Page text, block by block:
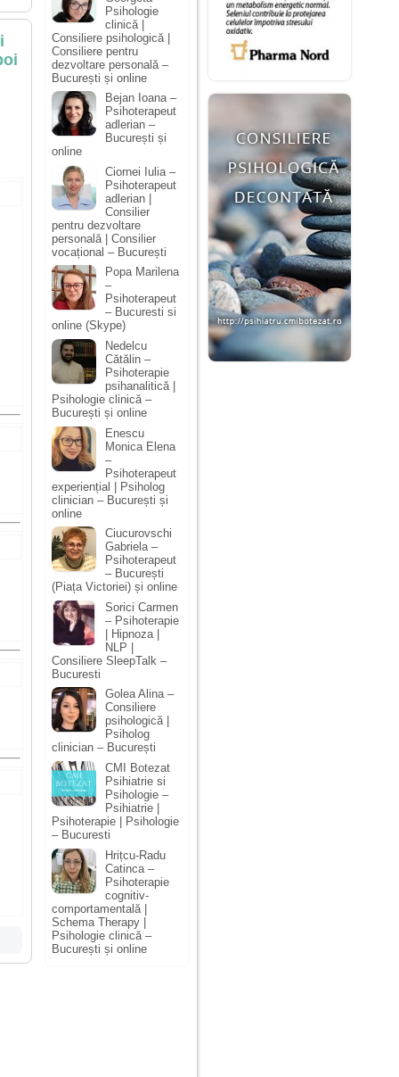
Psihologie
clinică |
Consiliere psihologică |
Consiliere pentru
dezvoltare personală –
București și online
Bejan Ioana –
Psihoterapeut
adlerian –
București și
online
Ciornei Iulia –
Psihoterapeut
adlerian |
Consilier
pentru dezvoltare
personală | Consilier
vocațional – București
Popa Marilena
–
Psihoterapeut
– Bucuresti si
online (Skype)
Nedelcu
Cătălin –
Psihoterapie
psihanalitică |
Psihologie clinică –
București și online
Enescu
Monica Elena
–
Psihoterapeut
experiențial | Psiholog
clinician – București și
online
Ciucurovschi
Gabriela –
Psihoterapeut
– București
(Piața Victoriei) și online
Sorici Carmen
– Psihoterapie
| Hipnoza |
NLP |
Consiliere SleepTalk –
Bucuresti
Golea Alina –
Consiliere
psihologică |
Psiholog
clinician – București
CMI Botezat
Psihiatrie si
Psihologie –
Psihiatrie |
Psihoterapie | Psihologie
– Bucuresti
Hrițcu-Radu
Catinca –
Psihoterapie
cognitiv-
comportamentală |
Schema Therapy |
Psihologie clinică –
București și online